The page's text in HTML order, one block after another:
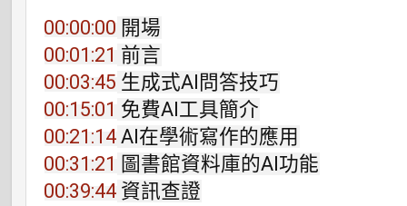
00:00:00
00:01:21
00:03:45
00:15:01
00:21:14
00:31:21
00:39:44